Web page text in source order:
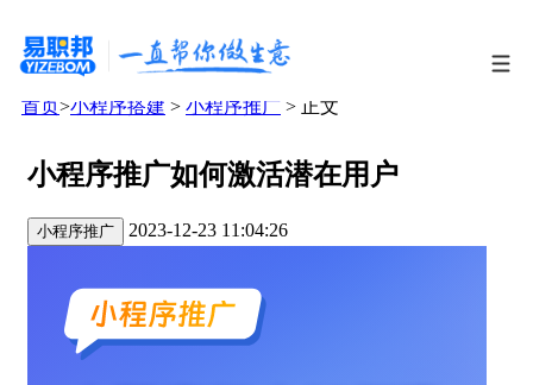
首页>小程序搭建 > 小程序推广 > 正文
小程序推广如何激活潜在用户
小程序推广 2023-12-23 11:04:26